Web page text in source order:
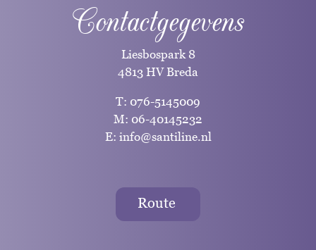
Contactgegevens
Liesbospark 8
4813 HV Breda
T: 076-5145009
M: 06-40145232
E: info@santiline.nl
Route